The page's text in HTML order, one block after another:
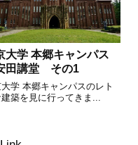
大学 本郷キャンパス
田講堂 その1
学 本郷キャンパスのレト
建築を見に行ってきま...